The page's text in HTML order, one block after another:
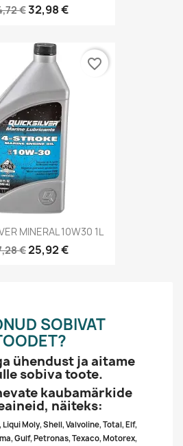
€32,98 €
MINERAL 10W30 1L
€25,92 €
favorite_border
SOBIVAT
ühendust ja aitame
sobiva toote.
kaubamärkide
näiteks:
Moly, Shell, Valvoline, Total, Elf,
Gulf, Petronas, Texaco, Motorex,